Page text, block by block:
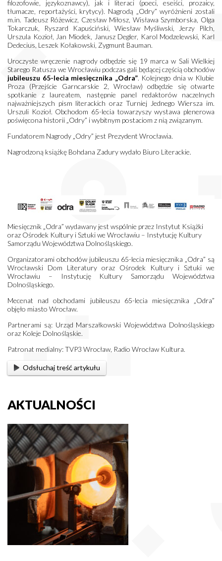
filozofowie, językoznawcy), jak i literaci (poeci, eseiści, prozaicy,
tłumacze, reportażyści, krytycy). Nagrodą „Odry” wyróżnieni zostali
m.in. Tadeusz Różewicz, Czesław Miłosz, Wisława Szymborska, Olga
Tokarczuk, Ryszard Kapuściński, Wiesław Myśliwski, Jerzy Pilch,
Urszula Kozioł, Jan Miodek, Janusz Degler, Karol Modzelewski, Karl
Dedecius, Leszek Kołakowski, Zygmunt Bauman.
Uroczyste wręczenie nagrody odbędzie się 19 marca w Sali Wielkiej
Starego Ratusza we Wrocławiu podczas gali będącej częścią obchodów
jubileuszu 65-lecia miesięcznika „Odra”. Kolejnego dnia w Klubie
Proza (Przejście Garncarskie 2, Wrocław) odbędzie się otwarte
spotkanie z laureatem, następnie panel redaktorów naczelnych
najważniejszych pism literackich oraz Turniej Jednego Wiersza im.
Urszuli Kozioł. Obchodom 65-lecia towarzyszy wystawa plenerowa
poświęcona historii „Odry” i wybitnym postaciom z nią związanym.
Fundatorem Nagrody „Odry” jest Prezydent Wrocławia.
Nagrodzoną książkę Bohdana Zadury wydało Biuro Literackie.
Miesięcznik „Odra” wydawany jest wspólnie przez Instytut Książki
oraz Ośrodek Kultury i Sztuki we Wrocławiu – Instytucję Kultury
Samorządu Województwa Dolnośląskiego.
Organizatorami obchodów jubileuszu 65-lecia miesięcznika „Odra” są
Wrocławski Dom Literatury oraz Ośrodek Kultury i Sztuki we
Wrocławiu – Instytucję Kultury Samorządu Województwa
Dolnośląskiego.
Mecenat nad obchodami jubileuszu 65-lecia miesięcznika „Odra”
objęło miasto Wrocław.
Partnerami są: Urząd Marszałkowski Województwa Dolnośląskiego
oraz Koleje Dolnośląskie.
Patronat medialny: TVP3 Wrocław, Radio Wrocław Kultura.
Odsłuchaj treść artykułu
AKTUALNOŚCI